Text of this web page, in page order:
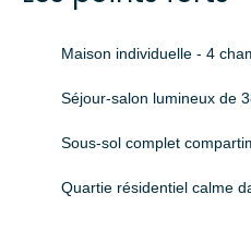
Séjour-salon lumineux de
Sous-sol complet